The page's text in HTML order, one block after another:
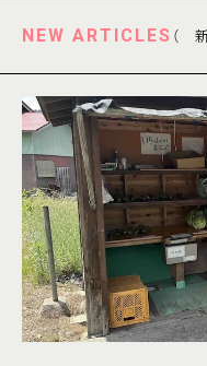
NEW ARTICLES （